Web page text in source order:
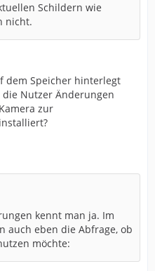
Schildern wie
nicht.
dem Speicher hinterlegt
Nutzer Änderungen
zur
kennt man ja. Im
auch eben die Abfrage, ob
möchte: